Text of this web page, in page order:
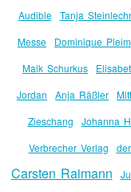
Audible
Tanja
Messe
Dominique
Maik Schurkus
Jordan
Anja Räßler
Zieschang
Johanna
Verbrecher Verlag
Carsten Raimann